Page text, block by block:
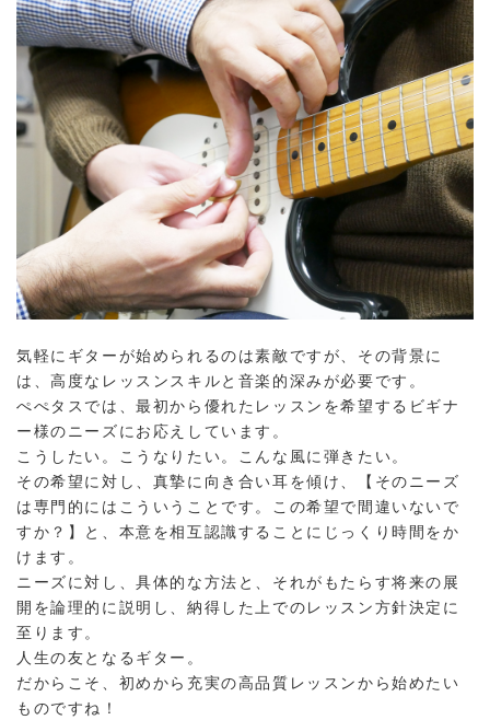
気軽にギターが始められるのは素敵ですが、その背景に
は、高度なレッスンスキルと音楽的深みが必要です。
ぺぺタスでは、最初から優れたレッスンを希望するビギナ
ー様のニーズにお応えしています。
こうしたい。こうなりたい。こんな風に弾きたい。
その希望に対し、真摯に向き合い耳を傾け、【そのニーズ
は専門的にはこういうことです。この希望で間違いないで
すか？】と、本意を相互認識することにじっくり時間をか
けます。
ニーズに対し、具体的な方法と、それがもたらす将来の展
開を論理的に説明し、納得した上でのレッスン方針決定に
至ります。
人生の友となるギター。
だからこそ、初めから充実の高品質レッスンから始めたい
ものですね！